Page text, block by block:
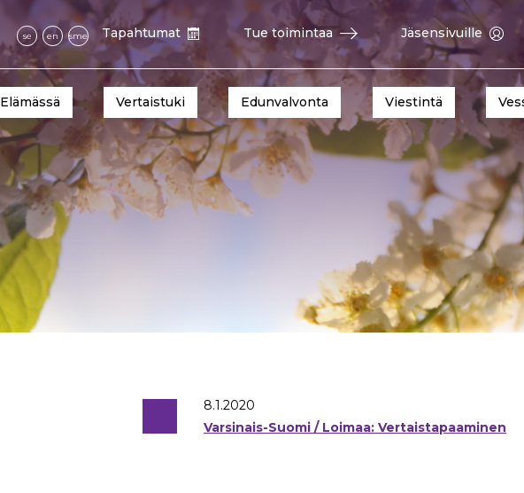
se en sme Tapahtumat Tue toimintaa Jäsensivuille
Elämässä Vertaistuki Edunvalvonta Viestintä
8.1.2020
Varsinais-Suomi / Loimaa: Vertaistapaaminen